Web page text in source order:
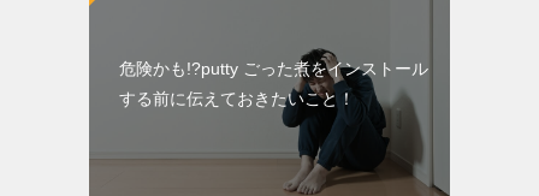
危険かも!?putty ごった煮をインストール
する前に伝えておきたいこと！